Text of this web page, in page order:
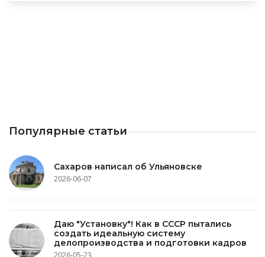
Популярные статьи
Сахаров написал об Ульяновске
2026-06-07
Даю "Установку"! Как в СССР пытались
создать идеальную систему
делопроизводства и подготовки кадров
2026-05-23